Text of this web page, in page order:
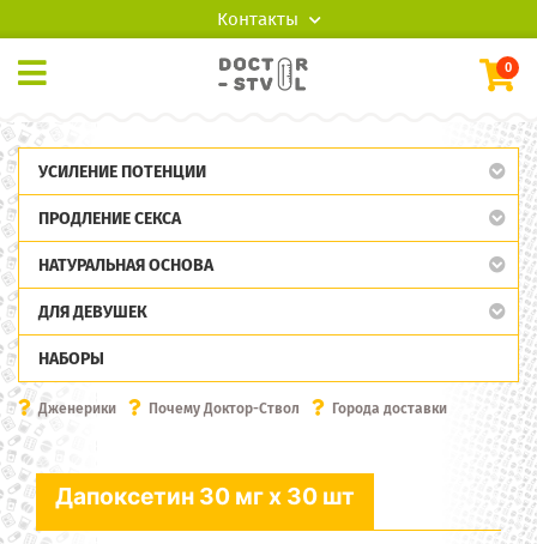
Контакты
0
УСИЛЕНИЕ ПОТЕНЦИИ
ПРОДЛЕНИЕ СЕКСА
НАТУРАЛЬНАЯ ОСНОВА
ДЛЯ ДЕВУШЕК
НАБОРЫ
Дженерики Почему Доктор-Ствол Города доставки
Дапоксетин 30 мг x 30 шт